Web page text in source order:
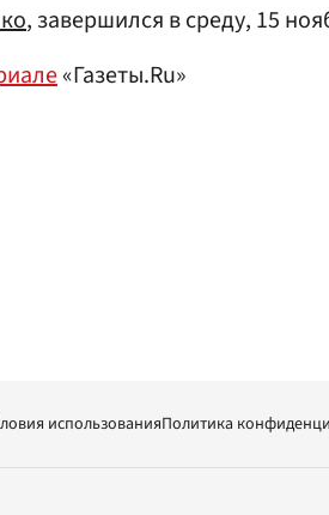
, завершился в среду, 15
«Газеты.Ru»
использованияПолитика